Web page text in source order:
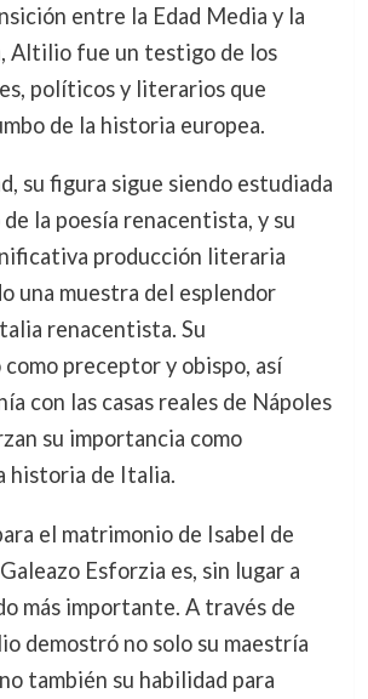
entre la Edad Media y la
Altilio fue un testigo de los
políticos y literarios que
de la historia europea.
su figura sigue siendo estudiada
la poesía renacentista, y su
producción literaria
una muestra del esplendor
renacentista. Su
preceptor y obispo, así
con las casas reales de Nápoles
su importancia como
historia de Italia.
el matrimonio de Isabel de
Esforzia es, sin lugar a
más importante. A través de
demostró no solo su maestría
también su habilidad para